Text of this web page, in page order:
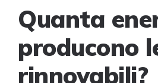
Quanta
producono
rinnovabili?